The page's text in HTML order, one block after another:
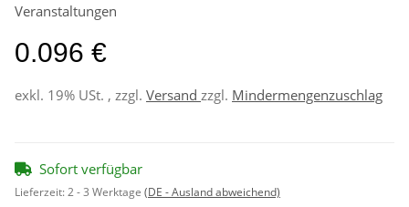
Veranstaltungen
0.096 €
exkl. 19% USt. , zzgl. Versand zzgl. Mindermengenzuschlag
Sofort verfügbar
Lieferzeit:2 - 3 Werktage (DE - Ausland abweichend)